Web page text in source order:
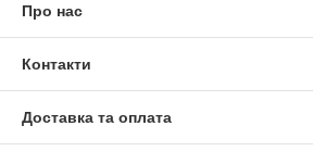
Про нас
Контакти
Доставка та оплата